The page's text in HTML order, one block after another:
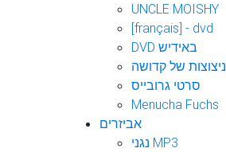
UNCLE MOISHY
[français] - dvd
DVD באידיש
ניצוצות של קדושה
סרטי גרובייס
Menucha Fuchs
אביזרים
נגני MP3